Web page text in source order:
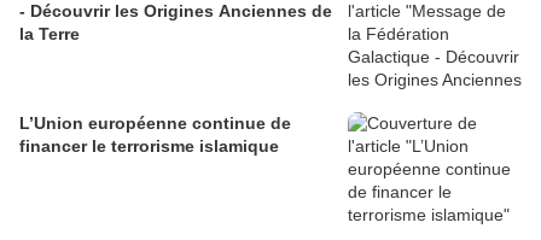
- Découvrir les Origines Anciennes de
la Terre
L’Union européenne continue de
financer le terrorisme islamique